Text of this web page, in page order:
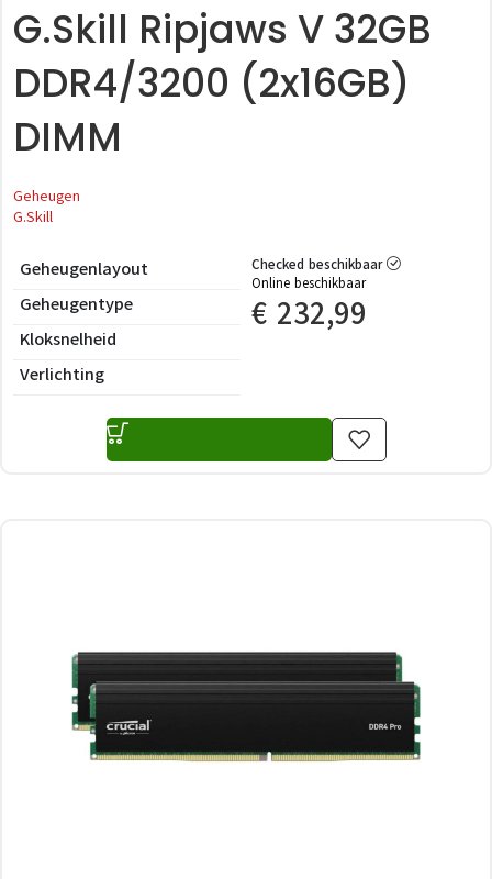
G.Skill Ripjaws V 32GB
DDR4/3200 (2x16GB)
DIMM
Geheugen
G.Skill
Geheugenlayout
Geheugentype
Kloksnelheid
Verlichting
Checked beschikbaar
Online beschikbaar
€ 232,99